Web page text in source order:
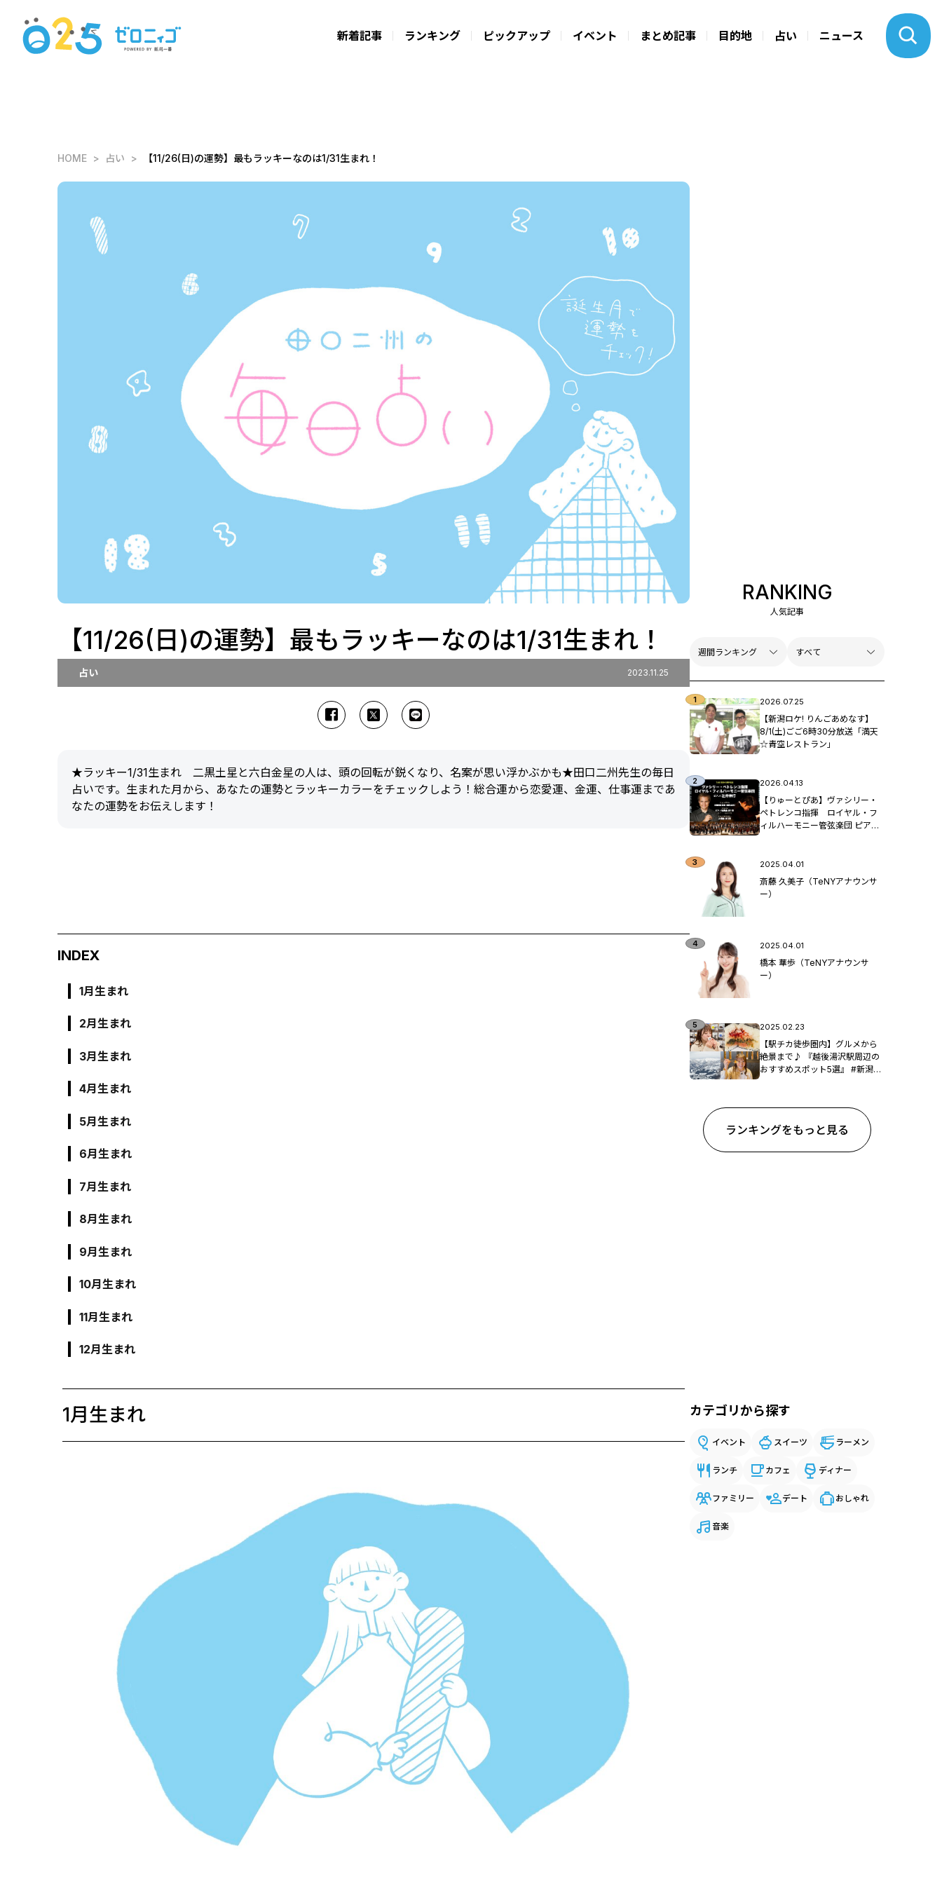
新着記事 ランキング ピックアップ イベント まとめ記事 目的地 占い ニュース
HOME 占い 【11/26(日)の運勢】最もラッキーなのは1/31生まれ！
【11/26(日)の運勢】最もラッキーなのは1/31生まれ！
占い 2023.11.25
★ラッキー1/31生まれ 二黒土星と六白金星の人は、頭の回転が鋭くなり、名案が思い浮かぶかも★田口二州先生の毎日
占いです。生まれた月から、あなたの運勢とラッキーカラーをチェックしよう！総合運から恋愛運、金運、仕事運まであ
なたの運勢をお伝えします！
INDEX
1月生まれ
2月生まれ
3月生まれ
4月生まれ
5月生まれ
6月生まれ
7月生まれ
8月生まれ
9月生まれ
10月生まれ
11月生まれ
12月生まれ
1月生まれ
RANKING
人気記事
2026.07.25
【新潟ロケ! りんごあめなす】
8/1(土)ごご6時30分放送「満天
☆青空レストラン」
2026.04.13
【りゅーとぴあ】ヴァシリー・
ペトレンコ指揮 ロイヤル・フ
ィルハーモニー管弦楽団 ピア
2025.04.01
斎藤 久美子（TeNYアナウンサ
ー）
2025.04.01
橋本 華歩（TeNYアナウンサ
ー）
2025.02.23
【駅チカ徒歩圏内】グルメから
絶景まで♪ 『越後湯沢駅周辺の
おすすめスポット5選』 #新潟観
ランキングをもっと見る
カテゴリから探す
イベント スイーツ ラーメン
ランチ カフェ ディナー
ファミリー デート おしゃれ
音楽